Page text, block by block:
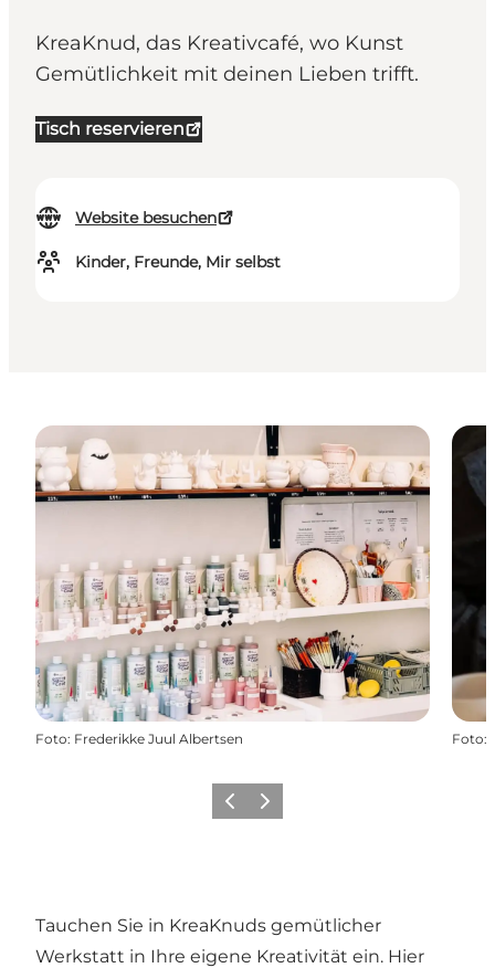
KreaKnud, das Kreativcafé, wo Kunst
Gemütlichkeit mit deinen Lieben trifft.
Tisch reservieren
Website besuchen
Kinder, Freunde, Mir selbst
Foto: Frederikke Juul Albertsen Foto:
ZurückWeiter
Tauchen Sie in KreaKnuds gemütlicher
Werkstatt in Ihre eigene Kreativität ein. Hier